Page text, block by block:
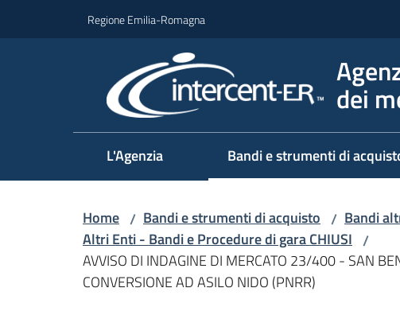
Regione Emilia-Romagna
dei
L'Agenzia Bandi e strumenti di
Home / Bandi e strumenti di acquisto / Bandi
Altri Enti - Bandi e Procedure di gara CHIUSI /
AVVISO DI INDAGINE DI MERCATO 23/400 - SAN
CONVERSIONE AD ASILO NIDO (PNRR)